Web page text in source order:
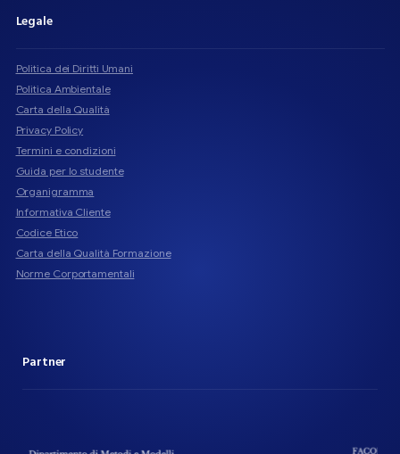
Legale
Politica dei Diritti Umani
Politica Ambientale
Carta della Qualità
Privacy Policy
Termini e condizioni
Guida per lo studente
Organigramma
Informativa Cliente
Codice Etico
Carta della Qualità Formazione
Norme Corportamentali
Partner